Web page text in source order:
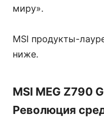
миру».
MSI продукты-
ниже.
MSI MEG Z790
Революция